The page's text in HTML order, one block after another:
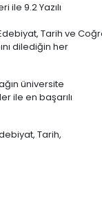
ile 9.2 Yazılı
Tarih ve
dilediğin her
üniversite
ile en başarılı
Tarih,